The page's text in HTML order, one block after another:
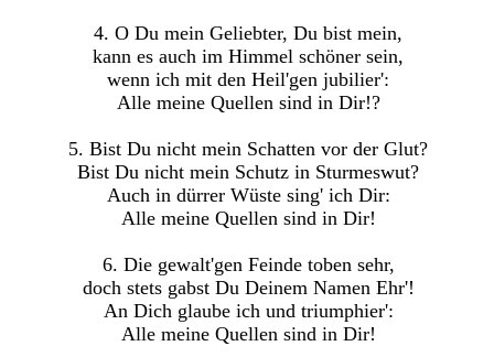
4. O Du mein Geliebter, Du bist mein,
kann es auch im Himmel schöner sein,
wenn ich mit den Heil'gen jubilier':
Alle meine Quellen sind in Dir!?
5. Bist Du nicht mein Schatten vor der Glut?
Bist Du nicht mein Schutz in Sturmeswut?
Auch in dürrer Wüste sing' ich Dir:
Alle meine Quellen sind in Dir!
6. Die gewalt'gen Feinde toben sehr,
doch stets gabst Du Deinem Namen Ehr'!
An Dich glaube ich und triumphier':
Alle meine Quellen sind in Dir!